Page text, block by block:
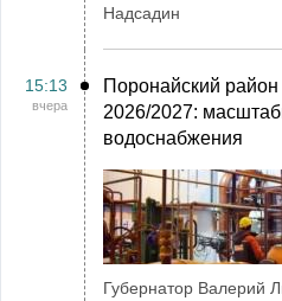
Надсадин
15:13
вчера
Поронайский район
2026/2027:
водоснабжения
Губернатор Валерий